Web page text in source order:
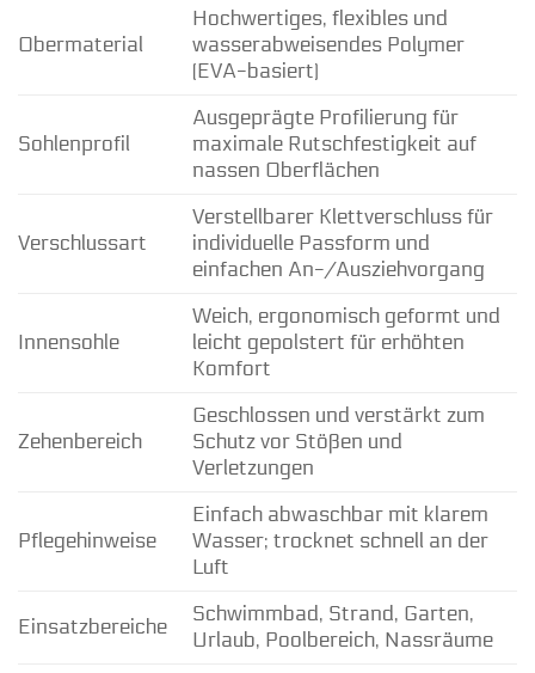
Obermaterial
Hochwertiges, flexibles und
wasserabweisendes Polymer
(EVA-basiert)
Sohlenprofil
Ausgeprägte Profilierung für
maximale Rutschfestigkeit auf
nassen Oberflächen
Verschlussart
Verstellbarer Klettverschluss für
individuelle Passform und
einfachen An-/Ausziehvorgang
Innensohle
Weich, ergonomisch geformt und
leicht gepolstert für erhöhten
Komfort
Zehenbereich
Geschlossen und verstärkt zum
Schutz vor Stößen und
Verletzungen
Pflegehinweise
Einfach abwaschbar mit klarem
Wasser; trocknet schnell an der
Luft
Einsatzbereiche
Schwimmbad, Strand, Garten,
Urlaub, Poolbereich, Nassräume